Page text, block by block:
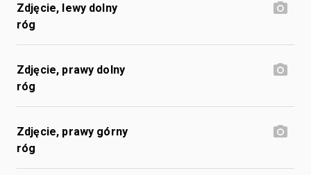
Zdjęcie, lewy dolny
róg
Zdjęcie, prawy dolny
róg
Zdjęcie, prawy górny
róg